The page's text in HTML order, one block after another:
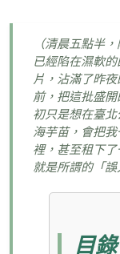
（清晨五點半
已經陷在濕軟
片，沾滿了昨
前，把這批盛
初只是想在臺
海芋苗，會把
裡，甚至租下
就是所謂的「誤
目錄